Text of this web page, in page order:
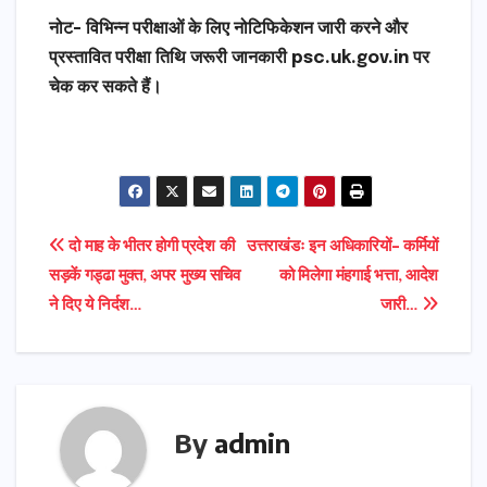
नोट- विभिन्न परीक्षाओं के लिए नोटिफिकेशन जारी करने और
प्रस्तावित परीक्षा तिथि जरूरी जानकारी psc.uk.gov.in पर
चेक कर सकते हैं।
Post
navigation
उत्तराखंडः इन अधिकारियों- कर्मियों
को मिलेगा मंहगाई भत्ता, आदेश
जारी…
दो माह के भीतर होगी प्रदेश की
सड़कें गड्ढा मुक्त, अपर मुख्य सचिव
ने दिए ये निर्दश…
By admin